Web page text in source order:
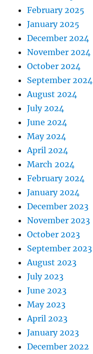
February 2025
January 2025
December 2024
November 2024
October 2024
September 2024
August 2024
July 2024
June 2024
May 2024
April 2024
March 2024
February 2024
January 2024
December 2023
November 2023
October 2023
September 2023
August 2023
July 2023
June 2023
May 2023
April 2023
January 2023
December 2022